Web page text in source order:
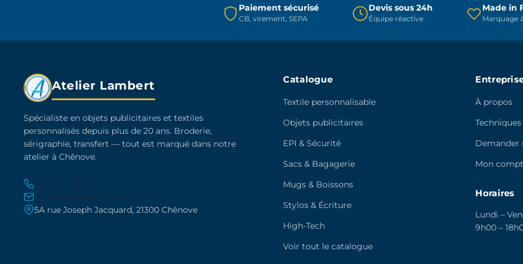
du
la
du
Paiement sécurisé
CB, virement, SEPA
Devis sous 24h
Équipe réactive
Made in
Marquage
Atelier Lambert
Spécialiste en objets publicitaires et textiles
personnalisés depuis plus de 20 ans. Broderie,
sérigraphie, transfert — tout est marqué dans notre
atelier à Chênove.
03 45 21 30 86
contact@atelier-lambert.com
5A rue Joseph Jacquard, 21300 Chênove
Catalogue
Textile personnalisable
Objets publicitaires
EPI & Sécurité
Sacs & Bagagerie
Mugs & Boissons
Stylos & Écriture
High-Tech
Voir tout le catalogue
À propos
Demander
Mon
Horaires
Lundi –
9h00 –